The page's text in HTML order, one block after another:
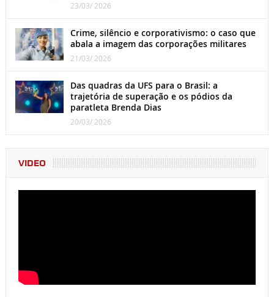
23/03/ 2026
Crime, silêncio e corporativismo: o caso que
abala a imagem das corporações militares
21/03/ 2026
Das quadras da UFS para o Brasil: a
trajetória de superação e os pódios da
paratleta Brenda Dias
20/03/ 2026
VIDEO